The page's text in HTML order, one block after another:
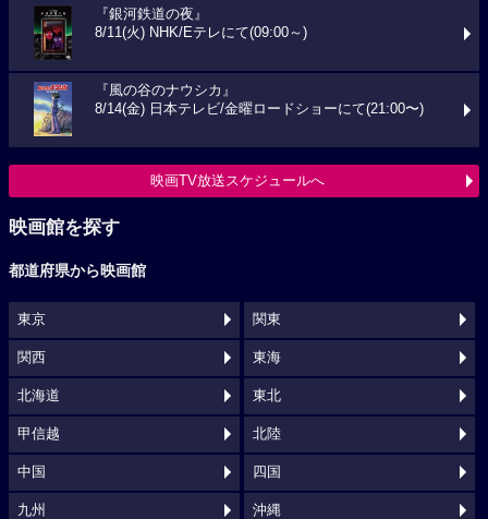
『銀河鉄道の夜』
8/11(火) NHK/Eテレにて(09:00～)
『風の谷のナウシカ』
8/14(金) 日本テレビ/金曜ロードショーにて(21:00〜)
映画TV放送スケジュールへ
映画館を探す
都道府県から映画館
東京 関東
関西 東海
北海道 東北
甲信越 北陸
中国 四国
九州 沖縄